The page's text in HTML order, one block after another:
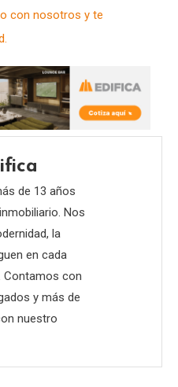
con nosotros y te
de 13 años
Nos
la
en cada
Contamos con
y más de
nuestro